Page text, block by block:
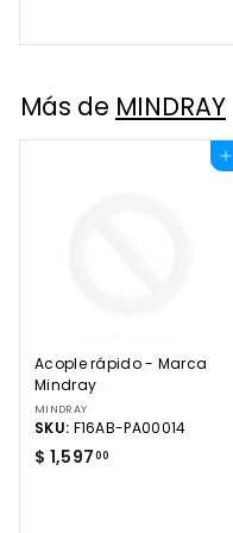
0
.
0
0
Más de MINDRAY
Agregar al carrito
Acople rápido - Marca
Mindray
MINDRAY
SKU: F16AB-PA00014
$ 1,59700